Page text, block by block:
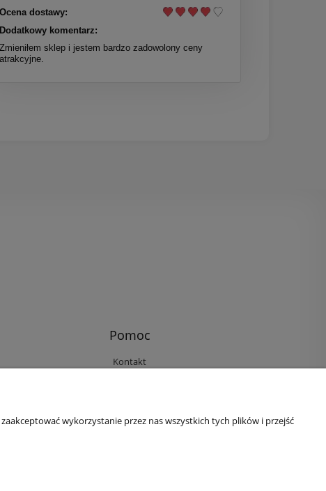
Ocena dostawy:
Dodatkowy komentarz:
Zmieniłem sklep i jestem bardzo zadowolony ceny
atrakcyjne.
Pomoc
Kontakt
Ustawienia plików cookies
wykorzystanie przez nas wszystkich tych plików i przejść